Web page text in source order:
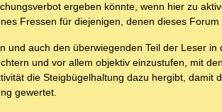
ergeben könnte, wenn hier zu
Fressen für diejenigen, denen dieses
und auch den überwiegenden Teil der Leser
und vor allem objektiv einzustufen, mit
die Steigbügelhaltung dazu hergibt, damit
gewertet.